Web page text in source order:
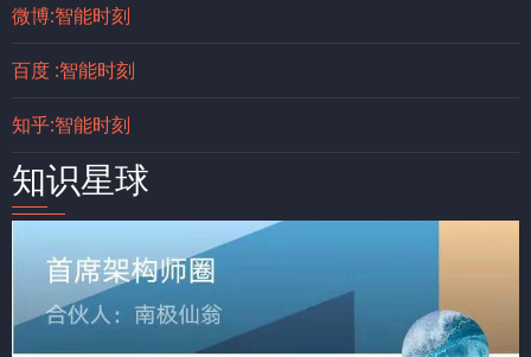
微博:智能时刻
百度 :智能时刻
知乎:智能时刻
知识星球